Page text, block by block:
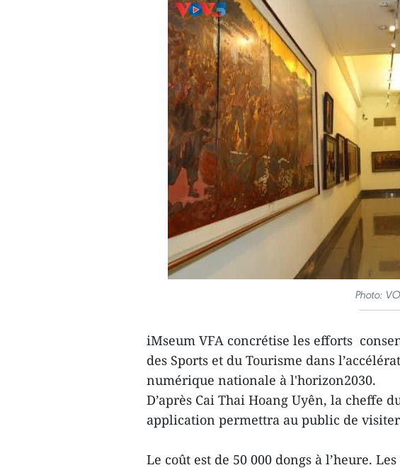
Photo:
iMseum VFA concrétise les efforts
des Sports et du Tourisme dans
numérique nationale à l'horizon2030.
D’après Cai Thai Hoang Uyên, la cheffe
application permettra au public de visiter
Le coût est de 50 000 dongs à l’heure.